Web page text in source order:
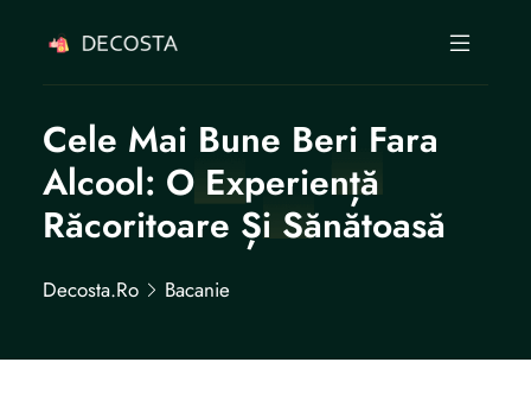
Cele Mai Bune Beri Fara
Alcool: O Experiență
Răcoritoare Și Sănătoasă
Decosta.ro Bacanie